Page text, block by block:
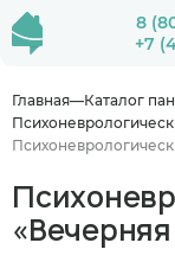
8
+7
Главная
Каталог